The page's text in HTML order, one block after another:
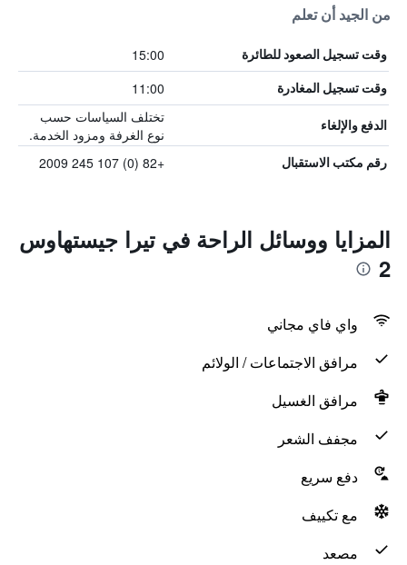
من الجيد أن تعلم
وقت تسجيل الصعود للطائرة 15:00
وقت تسجيل المغادرة 11:00
الدفع والإلغاء
تختلف السياسات حسب
نوع الغرفة ومزود الخدمة.
رقم مكتب الاستقبال +82 (0) 107 245 2009
المزايا ووسائل الراحة في تيرا جيستهاوس
2
واي فاي مجاني
مرافق الاجتماعات / الولائم
مرافق الغسيل
مجفف الشعر
دفع سريع
مع تكييف
مصعد